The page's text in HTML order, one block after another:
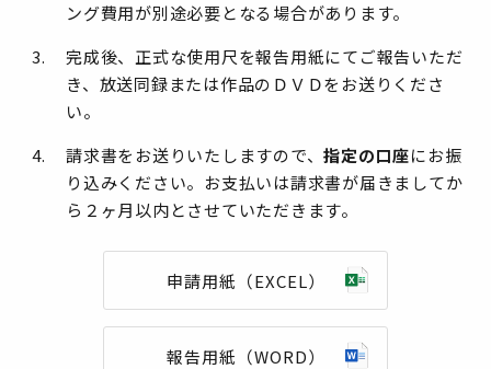
ング費用が別途必要となる場合があります。
完成後、正式な使用尺を報告用紙にてご報告いただ
き、放送同録または作品のＤＶＤをお送りくださ
い。
請求書をお送りいたしますので、指定の口座にお振
り込みください。お支払いは請求書が届きましてか
ら２ヶ月以内とさせていただきます。
申請用紙（EXCEL）
報告用紙（WORD）